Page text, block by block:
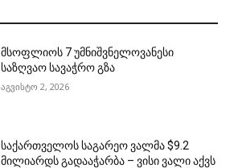
მსოფლიოს 7 უმნიშვნელოვანესი
საზღვაო სავაჭრო გზა
აგვისტო 2, 2026
საქართველოს საგარეო ვალმა $9.2
მილიარდს გადააჭარბა – ვისი ვალი აქვს